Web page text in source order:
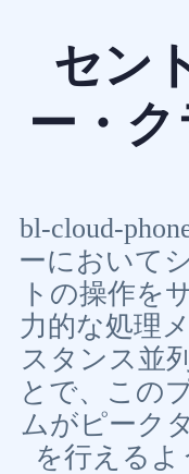
セン
ー・
bl-cloud-
ーにおいて
トの操作を
力的な処理
スタンス並
とで、この
ムがピーク
を行えるよ